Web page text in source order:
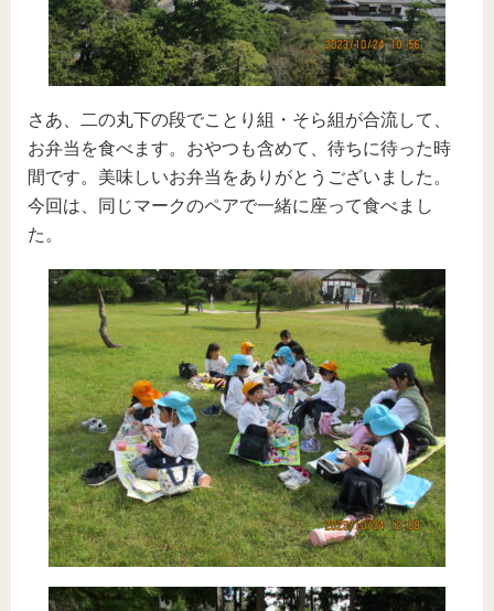
さあ、二の丸下の段でことり組・そら組が合流して、
お弁当を食べます。おやつも含めて、待ちに待った時
間です。美味しいお弁当をありがとうございました。
今回は、同じマークのペアで一緒に座って食べまし
た。